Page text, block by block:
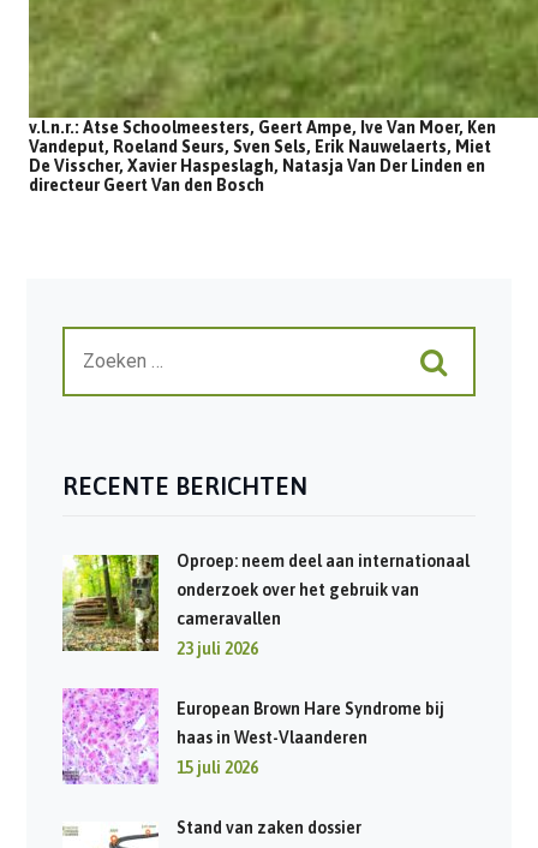
v.l.n.r.: Atse Schoolmeesters, Geert Ampe, Ive Van Moer, Ken
Vandeput, Roeland Seurs, Sven Sels, Erik Nauwelaerts, Miet
De Visscher, Xavier Haspeslagh, Natasja Van Der Linden en
directeur Geert Van den Bosch
RECENTE BERICHTEN
Oproep: neem deel aan internationaal
onderzoek over het gebruik van
cameravallen
23 juli 2026
European Brown Hare Syndrome bij
haas in West-Vlaanderen
15 juli 2026
Stand van zaken dossier